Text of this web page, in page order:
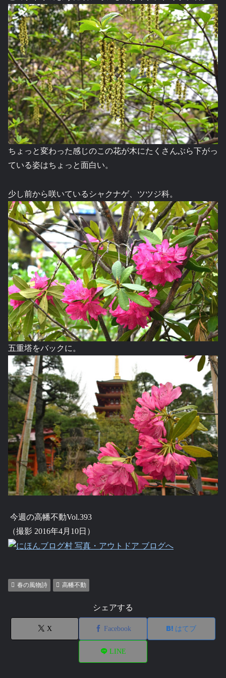
ちょっと変わった感じのこの花が木にたくさんぶら下がっ
ている姿はちょっと面白い。
少し前から咲いているシャクナゲ、ツツジ科。
五重塔をバックに。
今週の高幡不動Vol.393
（撮影 2016年4月10日）
春の風物詩 高幡不動
シェアする
X Facebook はてブ
LINE